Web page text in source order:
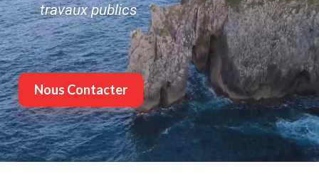
travaux publics
Nous Contacter